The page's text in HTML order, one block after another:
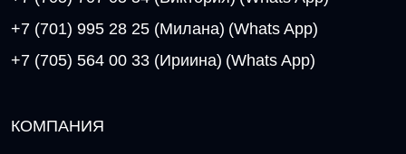
+7 (701) 995 28 25 (Милана) (Whats App)
+7 (705) 564 00 33 (Ириина) (Whats App)
КОМПАНИЯ